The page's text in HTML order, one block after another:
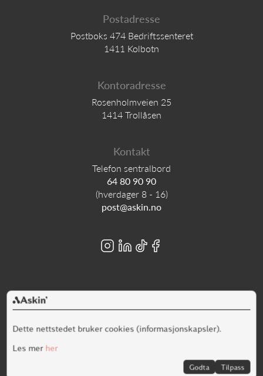
Postadresse
Postboks 474 Bedriftssenteret
1411 Kolbotn
Kontoradresse
Rosenholmveien 25
1414 Trollåsen
Kontakt
Telefon sentralbord
64 80 90 90
(hverdager 8 - 16)
post@askin.no
Alt innhold er opphavsrettslig beskyttet © Askin